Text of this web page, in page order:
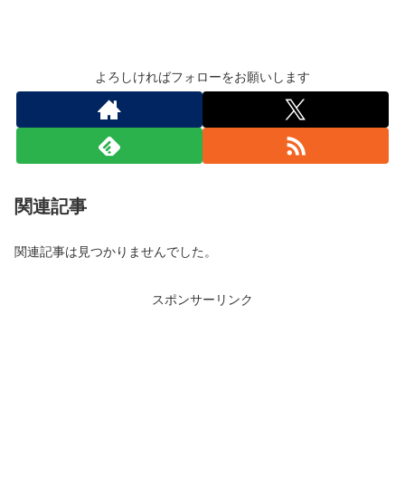
よろしければフォローをお願いします
関連記事
関連記事は見つかりませんでした。
スポンサーリンク